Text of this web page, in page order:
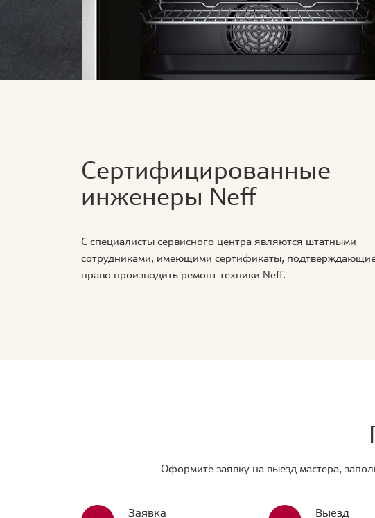
Сертифицированные
инженеры Neff
С специалисты сервисного центра являются штатными
сотрудниками, имеющими сертификаты,
право производить ремонт техники Neff.
Оформите заявку на выезд мастера,
Заявка Выезд